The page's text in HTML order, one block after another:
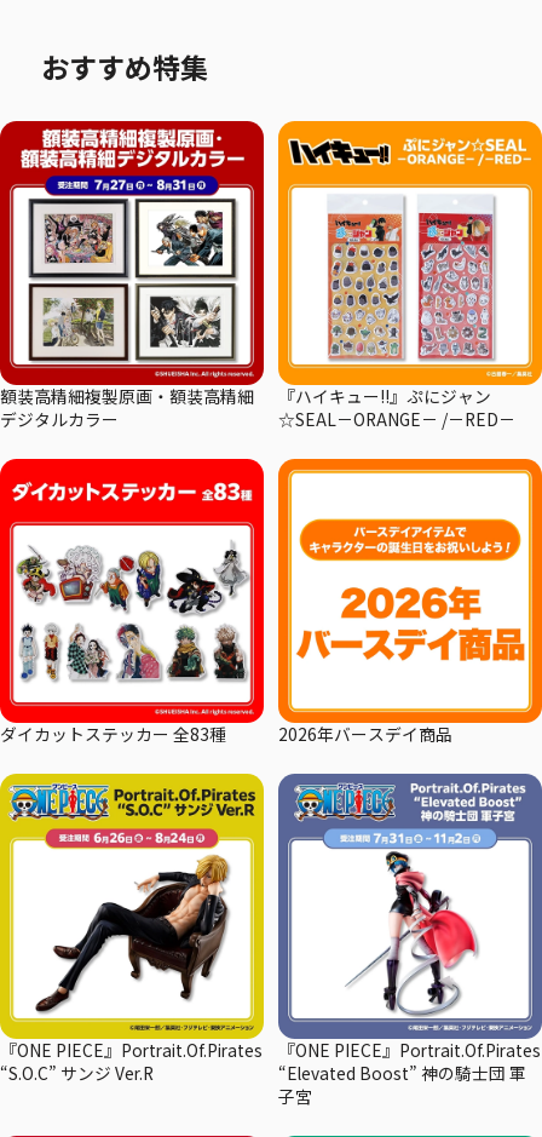
おすすめ特集
額装高精細複製原画・額装高精細
デジタルカラー
『ハイキュー!!』ぷにジャン
☆SEAL－ORANGE－ /－RED－
ダイカットステッカー 全83種 2026年バースデイ商品
『ONE PIECE』Portrait.Of.Pirates
“S.O.C” サンジ Ver.R
『ONE PIECE』Portrait.Of.Pirates
“Elevated Boost” 神の騎士団 軍
子宮